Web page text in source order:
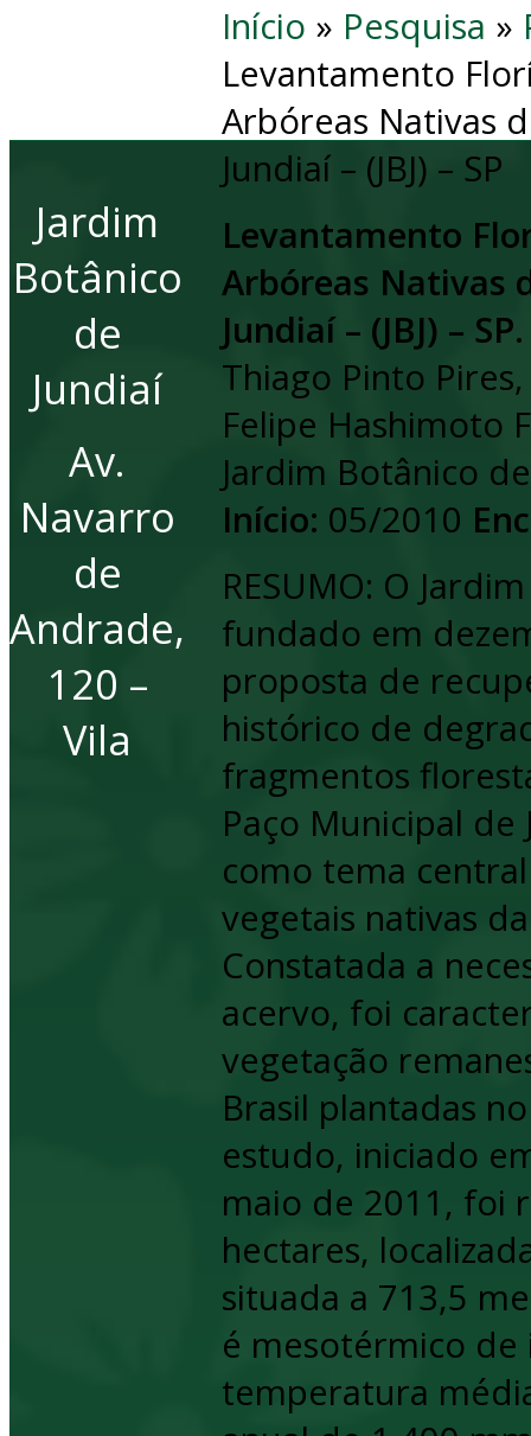
Início » Pesquisa »
Levantamento
Arbóreas Nativas
Jundiaí – (JBJ) – SP
Levantamento
Arbóreas Nativas
Jundiaí – (JBJ) – SP.
Thiago Pinto
Felipe Hashimoto
Jardim Botânico
Início: 05/2010
RESUMO: O
fundado em
proposta de
histórico de
fragmentos
Paço Municipal
como tema
vegetais nativas
Constatada a
acervo, foi
vegetação
Brasil plantadas
estudo, iniciado
maio de 2011, foi
hectares,
situada a 713,5
é mesotérmico de
temperatura
Jardim
Botânico
de
Jundiaí
Av.
Navarro
de
Andrade,
120 –
Vila